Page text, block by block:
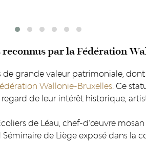
par la Fédération
grande valeur patrimoniale,
Wallonie-Bruxelles. Ce
de leur intérêt historique,
de Léau, chef-d’œuvre mosan
de Liège exposé dans la